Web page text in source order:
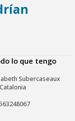
lo que tengo
Subercaseaux
Catalonia